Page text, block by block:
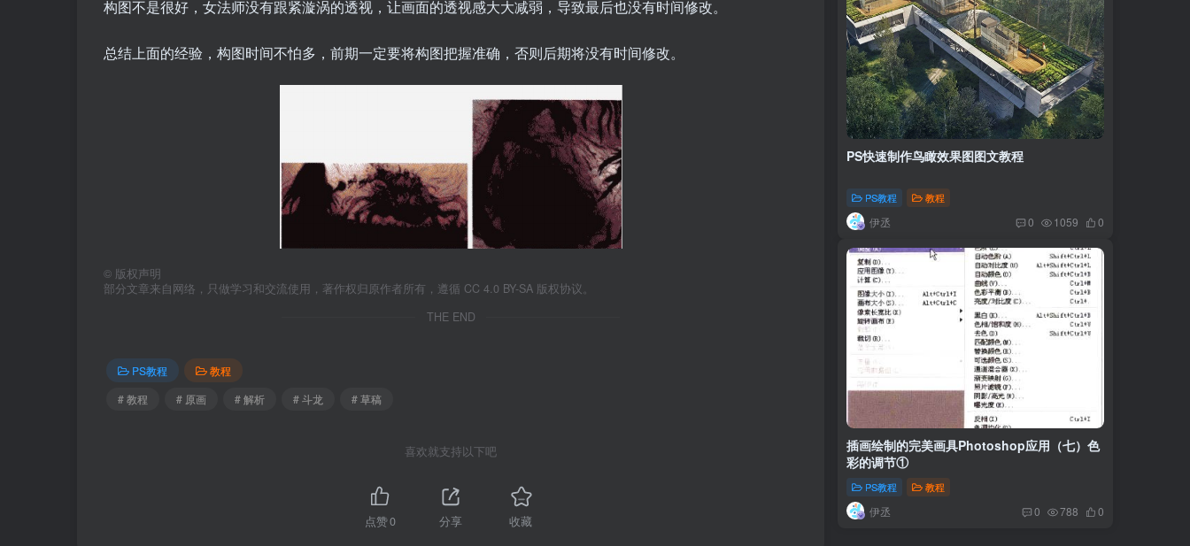
构图不是很好，女法师没有跟紧漩涡的透视，让画面的透视感大大减弱，导致最后也没有时间修改。
总结上面的经验，构图时间不怕多，前期一定要将构图把握准确，否则后期将没有时间修改。
© 版权声明
部分文章来自网络，只做学习和交流使用，著作权归原作者所有，遵循 CC 4.0 BY-SA 版权协议。
THE END
PS教程
教程
# 教程
# 原画 # 解析 # 斗龙 # 草稿
喜欢就支持以下吧
点赞0 分享 收藏
PS快速制作鸟瞰效果图图文教程
PS教程 教程
伊丞 0 1059 0
插画绘制的完美画具Photoshop应用（七）色
彩的调节①
PS教程 教程
伊丞 0 788 0